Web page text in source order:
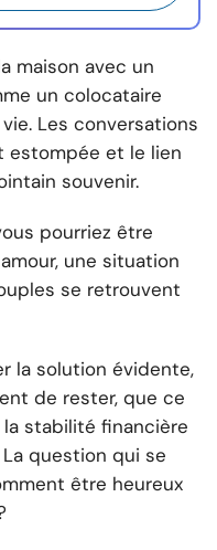
maison avec un
un colocataire
Les conversations
estompée et le lien
souvenir.
pourriez être
une situation
se retrouvent
la solution évidente,
de rester, que ce
stabilité financière
question qui se
être heureux